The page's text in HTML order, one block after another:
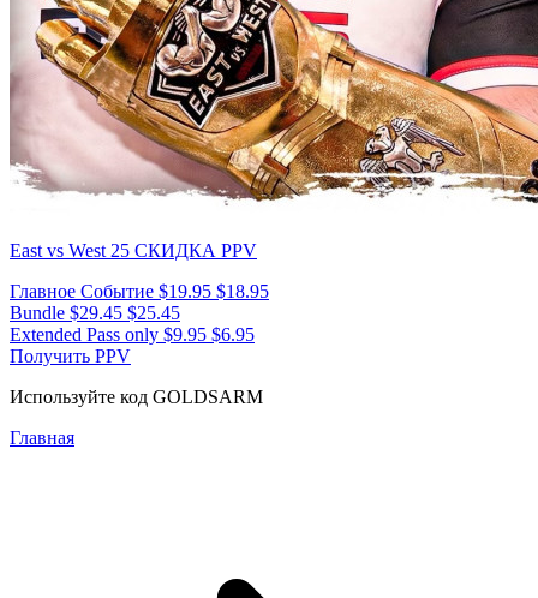
East vs West 25 СКИДКА PPV
Главное Событие $19.95 $18.95
Bundle $29.45 $25.45
Extended Pass only $9.95 $6.95
Получить PPV
Используйте код GOLDSARM
Главная